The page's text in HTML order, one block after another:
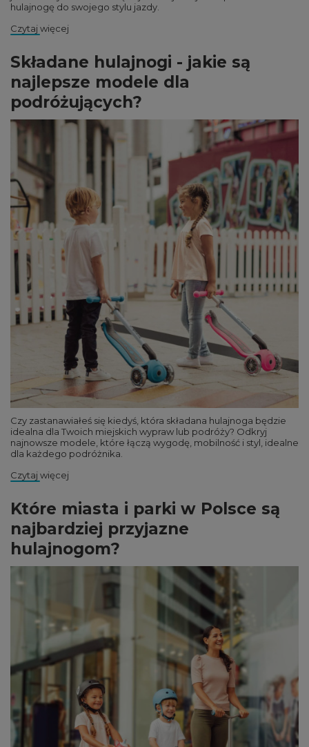
hulajnogę do swojego stylu jazdy.
Czytaj więcej
Składane hulajnogi - jakie są
najlepsze modele dla
podróżujących?
Czy zastanawiałeś się kiedyś, która składana hulajnoga będzie
idealna dla Twoich miejskich wypraw lub podróży? Odkryj
najnowsze modele, które łączą wygodę, mobilność i styl, idealne
dla każdego podróżnika.
Czytaj więcej
Które miasta i parki w Polsce są
najbardziej przyjazne
hulajnogom?